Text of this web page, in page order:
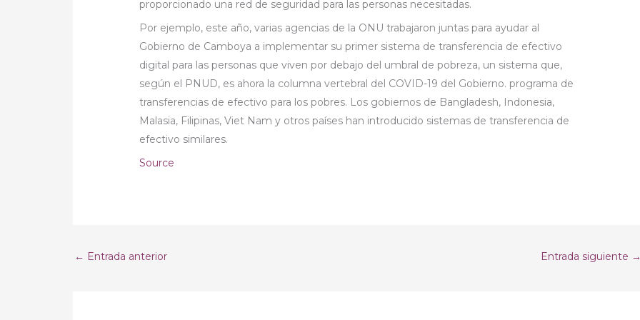
proporcionado una red de seguridad para las personas necesitadas.
Por ejemplo, este año, varias agencias de la ONU trabajaron juntas para ayudar al
Gobierno de Camboya a implementar su primer sistema de transferencia de efectivo
digital para las personas que viven por debajo del umbral de pobreza, un sistema que,
según el PNUD, es ahora la columna vertebral del COVID-19 del Gobierno. programa de
transferencias de efectivo para los pobres. Los gobiernos de Bangladesh, Indonesia,
Malasia, Filipinas, Viet Nam y otros países han introducido sistemas de transferencia de
efectivo similares.
Source
← Entrada anterior Entrada siguiente